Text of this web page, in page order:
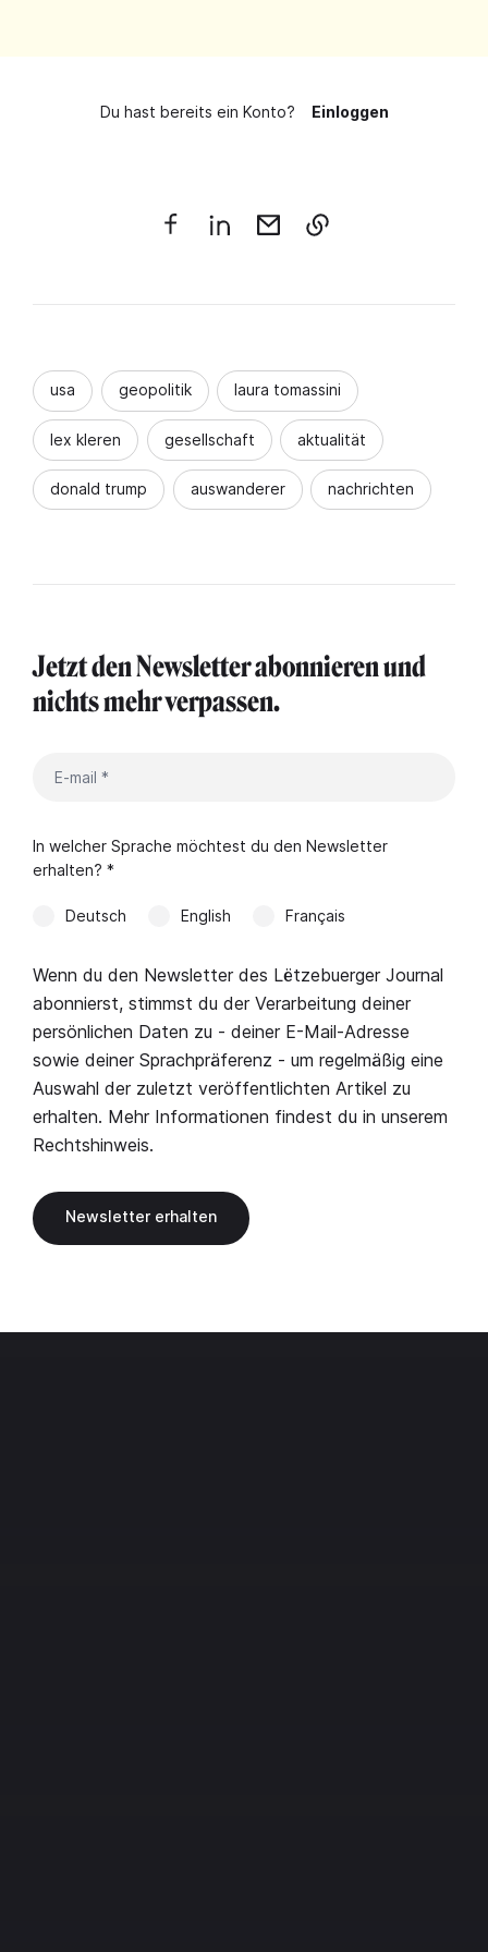
Du hast bereits ein Konto? Einloggen
usa geopolitik laura tomassini
lex kleren gesellschaft aktualität
donald trump auswanderer nachrichten
Jetzt den Newsletter abonnieren und
nichts mehr verpassen.
In welcher Sprache möchtest du den Newsletter
erhalten? *
Deutsch English Français
Wenn du den Newsletter des Lëtzebuerger Journal
abonnierst, stimmst du der Verarbeitung deiner
persönlichen Daten zu - deiner E-Mail-Adresse
sowie deiner Sprachpräferenz - um regelmäßig eine
Auswahl der zuletzt veröffentlichten Artikel zu
erhalten. Mehr Informationen findest du in unserem
Rechtshinweis.